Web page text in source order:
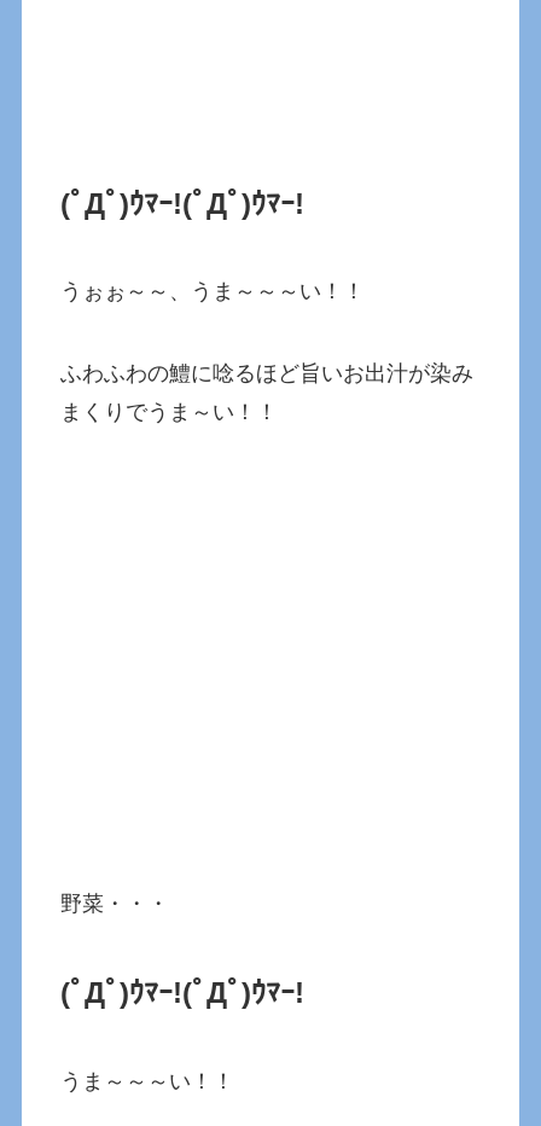
(ﾟДﾟ)ｳﾏｰ!(ﾟДﾟ)ｳﾏｰ!
うぉぉ～～、うま～～～い！！
ふわふわの鱧に唸るほど旨いお出汁が染み
まくりでうま～い！！
野菜・・・
(ﾟДﾟ)ｳﾏｰ!(ﾟДﾟ)ｳﾏｰ!
うま～～～い！！